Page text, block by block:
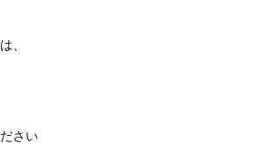
、
さい